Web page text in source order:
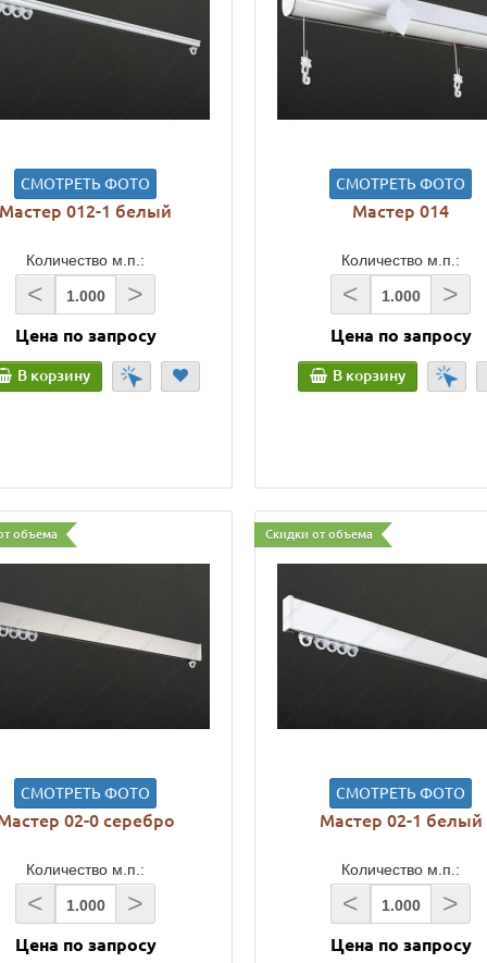
СМОТРЕТЬ ФОТО
Мастер 012-1 белый
Количество м.п.:
< >
Цена по запросу
В корзину
СМОТРЕТЬ ФОТО
Мастер 014
Количество м.п.:
< >
Цена по запросу
В корзину
объема
СМОТРЕТЬ ФОТО
02-0 серебро
Количество м.п.:
< >
Цена по запросу
Скидки от объема
СМОТРЕТЬ ФОТО
Мастер 02-1 белый
Количество м.п.:
< >
Цена по запросу